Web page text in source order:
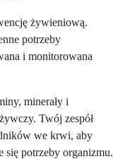
żywieniową.
potrzeby
i monitorowana
minerały i
Twój zespół
we krwi, aby
się potrzeby organizmu.